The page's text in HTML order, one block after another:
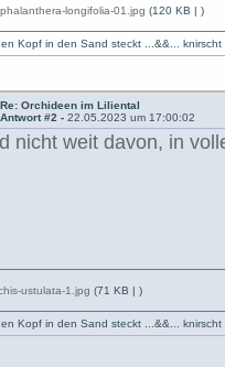
longifolia-01.jpg (120 KB | )
Kopf in den Sand steckt ...&&...
Re: Orchideen im Liliental
Antwort #2 -22.05.2023 um 17:00:02
nicht weit davon, in
ustulata-1.jpg (71 KB | )
Kopf in den Sand steckt ...&&...